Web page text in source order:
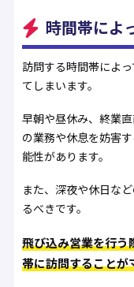
時間帯によ
訪問する時間帯によ
てしまいます。
早朝や昼休み、終業
の業務や休息を妨害
能性があります。
また、深夜や休日な
るべきです。
飛び込み営業を行う
帯に訪問することが